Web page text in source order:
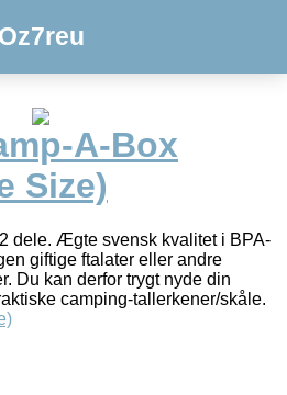
Oz7reu
A-Box
Size)
dele. Ægte svensk kvalitet i BPA-
giftige ftalater eller andre
Du kan derfor trygt nyde din
camping-tallerkener/skåle.